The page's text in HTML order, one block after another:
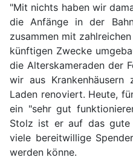
"Mit nichts haben wir
die Anfänge in der
zusammen mit
künftigen Zwecke
die Alterskameraden der
wir aus Krankenhäusern
Laden renoviert. Heute,
ein "sehr gut
Stolz ist er auf das gute
viele bereitwillige
werden könne.